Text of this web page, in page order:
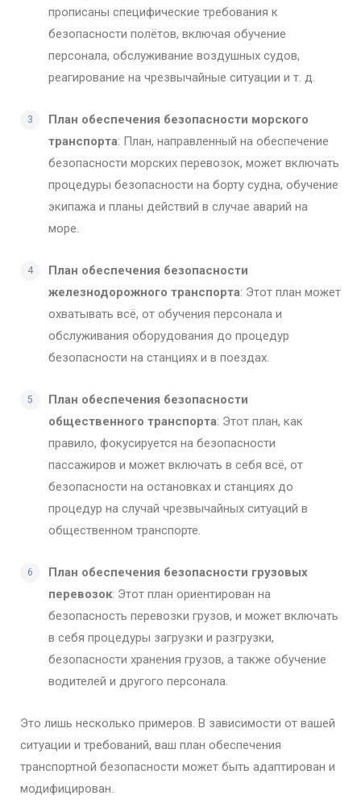
прописаны специфические требования к
безопасности полётов, включая обучение
персонала, обслуживание воздушных судов,
реагирование на чрезвычайные ситуации и т. д.
План обеспечения безопасности морского
транспорта: План, направленный на обеспечение
безопасности морских перевозок, может включать
процедуры безопасности на борту судна, обучение
экипажа и планы действий в случае аварий на
море.
План обеспечения безопасности
железнодорожного транспорта: Этот план может
охватывать всё, от обучения персонала и
обслуживания оборудования до процедур
безопасности на станциях и в поездах.
План обеспечения безопасности
общественного транспорта: Этот план, как
правило, фокусируется на безопасности
пассажиров и может включать в себя всё, от
безопасности на остановках и станциях до
процедур на случай чрезвычайных ситуаций в
общественном транспорте.
План обеспечения безопасности грузовых
перевозок: Этот план ориентирован на
безопасность перевозки грузов, и может включать
в себя процедуры загрузки и разгрузки,
безопасности хранения грузов, а также обучение
водителей и другого персонала.
Это лишь несколько примеров. В зависимости от вашей
ситуации и требований, ваш план обеспечения
транспортной безопасности может быть адаптирован и
модифицирован.